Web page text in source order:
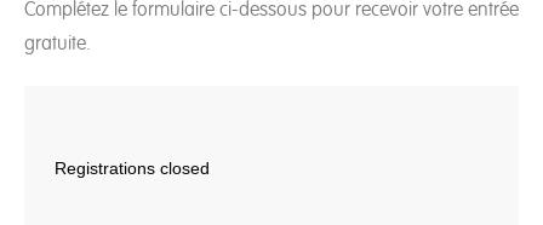
Complétez le formulaire ci-dessous pour recevoir votre entrée
gratuite.